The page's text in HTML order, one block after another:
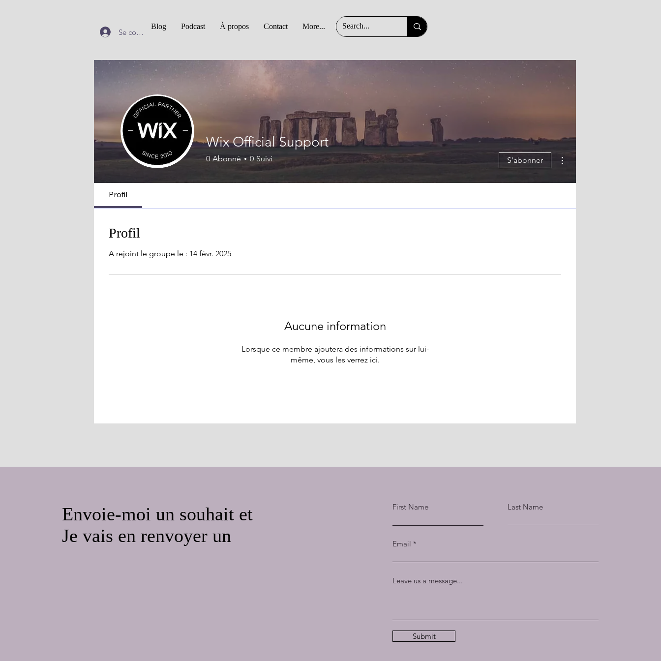
Blog Podcast À propos Contact More...
Se connecter
Wix Official Support
0 Abonné 0 Suivi S'abonner
Profil
Profil
A rejoint le groupe le : 14 févr. 2025
Aucune information
Lorsque ce membre ajoutera des informations sur lui-
même, vous les verrez ici.
Envoie-moi un souhait et
Je vais en renvoyer un
First Name Last Name
Email
Leave us a message...
Submit